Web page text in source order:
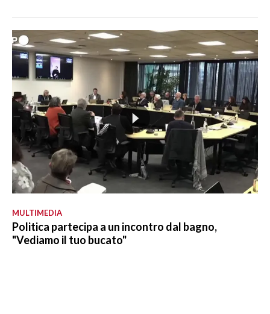
MULTIMEDIA
Politica partecipa a un incontro dal bagno,
"Vediamo il tuo bucato"